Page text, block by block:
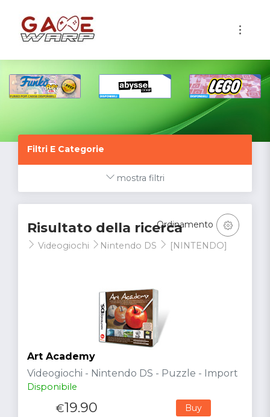
Filtri E Categorie
mostra filtri
Risultato della ricerca
Videogiochi Nintendo DS [NINTENDO]
Ordinamento
Art Academy
Videogiochi - Nintendo DS - Puzzle - Import
Disponibile
€19.90 Buy